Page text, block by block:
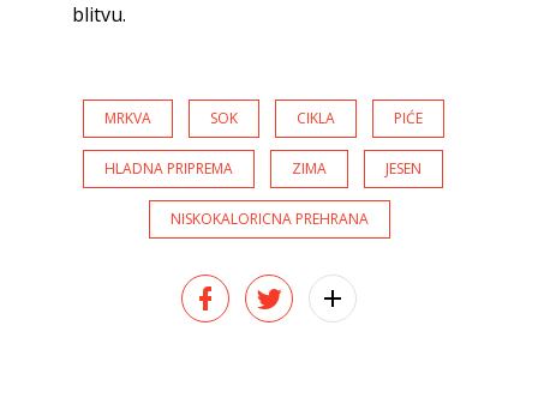
blitvu.
MRKVA SOK CIKLA PIĆE
HLADNA PRIPREMA ZIMA JESEN
NISKOKALORICNA PREHRANA